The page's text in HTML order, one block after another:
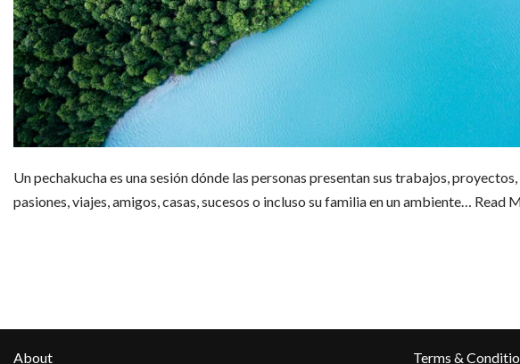
Un pechakucha es una sesión dónde las personas presentan sus trabajos,
pasiones, viajes, amigos, casas, sucesos o incluso su familia en un ambiente… Read
About Terms &